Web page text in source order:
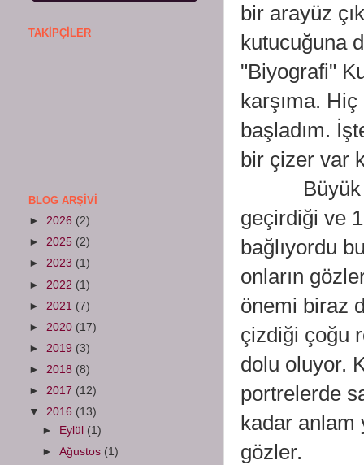
bir arayüz
kutucuğuna
"Biyografi"
karşıma.
başladım.
bir çizer var
Büyük
geçirdiği ve 1
bağlıyordu
onların
önemi biraz
çizdiği çoğu
dolu oluyor.
portrelerde
kadar anlam
gözler.
TAKIPÇILER
BLOG ARŞIVI
► 2026 (2)
► 2025 (2)
► 2023 (1)
► 2022 (1)
► 2021 (7)
► 2020 (17)
► 2019 (3)
► 2018 (8)
► 2017 (12)
▼ 2016 (13)
►
Eylül (1)
►Ağustos (1)